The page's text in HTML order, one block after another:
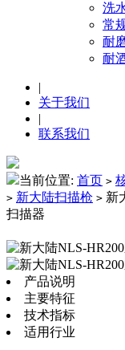
洗
常
耐
耐
|
关于我们
|
联系我们
当前位置: 首页 >
> 新大陆扫描枪 > 新
扫描器
产品说明
主要特征
技术指标
适用行业